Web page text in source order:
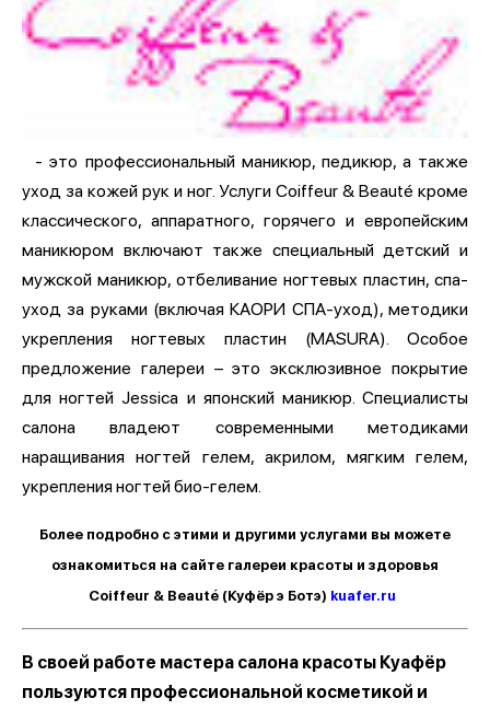
- это профессиональный маникюр, педикюр, а также
уход за кожей рук и ног. Услуги Coiffeur & Beauté кроме
классического, аппаратного, горячего и европейским
маникюром включают также специальный детский и
мужской маникюр, отбеливание ногтевых пластин, спа-
уход за руками (включая КАОРИ СПА-уход), методики
укрепления ногтевых пластин (MASURA). Особое
предложение галереи – это эксклюзивное покрытие
для ногтей Jessica и японский маникюр. Специалисты
салона владеют современными методиками
наращивания ногтей гелем, акрилом, мягким гелем,
укрепления ногтей био-гелем.
Более подробно с этими и другими услугами вы можете
ознакомиться на сайте галереи красоты и здоровья
Coiffeur & Beauté (Куфёр э Ботэ) kuafer.ru
В своей работе мастера салона красоты Куафёр
пользуются профессиональной косметикой и